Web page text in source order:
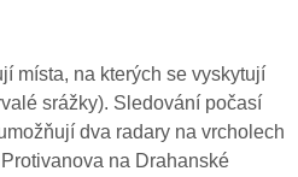
místa, na kterých se vyskytují
srážky). Sledování počasí
dva radary na vrcholech
na Drahanské